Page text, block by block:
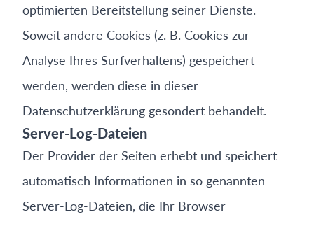
optimierten Bereitstellung seiner Dienste.
Soweit andere Cookies (z. B. Cookies zur
Analyse Ihres Surfverhaltens) gespeichert
werden, werden diese in dieser
Datenschutzerklärung gesondert behandelt.
Server-Log-Dateien
Der Provider der Seiten erhebt und speichert
automatisch Informationen in so genannten
Server-Log-Dateien, die Ihr Browser